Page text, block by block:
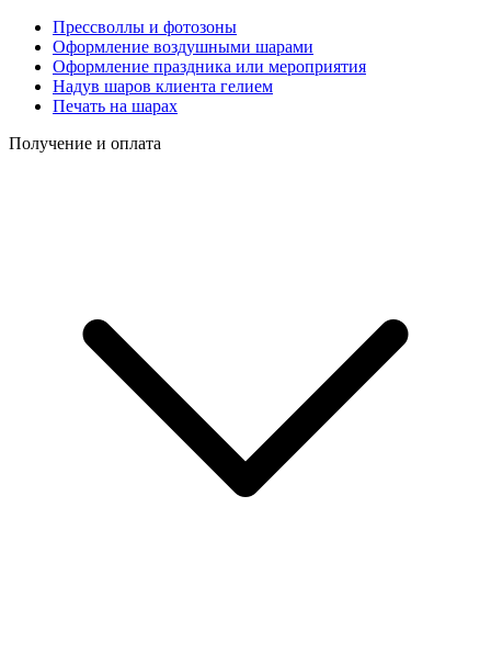
Прессволлы и фотозоны
Оформление воздушными шарами
Оформление праздника или мероприятия
Надув шаров клиента гелием
Печать на шарах
Получение и оплата